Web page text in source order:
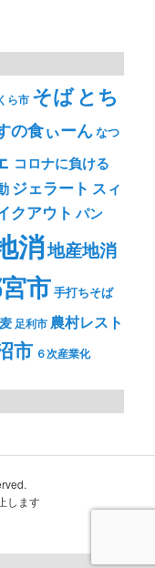
ら市 そばとち
の食ぃーんなつ
コロナに負ける
ジェラート スィ
クアウト パン
消地産地消
市手打ちそば
足利市 農村レスト
市 ６次産業化
します